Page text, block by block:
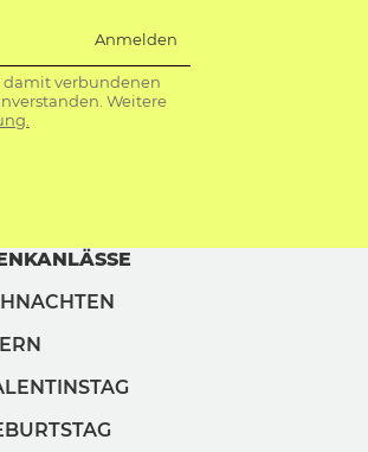
Anmelden
damit verbundenen
Weitere